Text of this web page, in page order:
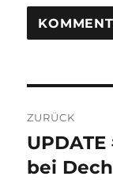
ZURÜCK
Vorheriger
Beitrag:
bei